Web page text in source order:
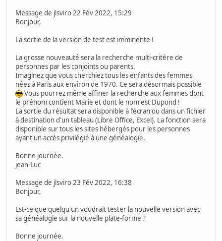
Message de jlsviro 22 Fév 2022, 15:29
Bonjour,
La sortie de la version de test est imminente !
La grosse nouveauté sera la recherche multi-critère de
personnes par les conjoints ou parents.
Imaginez que vous cherchiez tous les enfants des femmes
nées à Paris aux environ de 1970. Ce sera désormais possible
Vous pourrez même affiner la recherche aux femmes dont
le prénom contient Marie et dont le nom est Dupond !
La sortie du résultat sera disponible à l'écran ou dans un fichier
à destination d'un tableau (Libre Office, Excel). La fonction sera
disponible sur tous les sites hébergés pour les personnes
ayant un accès privilégié à une généalogie.
Bonne journée.
jean-Luc
Message de jlsviro 23 Fév 2022, 16:38
Bonjour,
Est-ce que quelqu'un voudrait tester la nouvelle version avec
sa généalogie sur la nouvelle plate-forme ?
Bonne journée.